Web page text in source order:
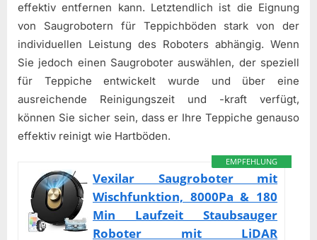
effektiv entfernen kann. Letztendlich ist die Eignung
von Saugrobotern für Teppichböden stark von der
individuellen Leistung des Roboters abhängig. Wenn
Sie jedoch einen Saugroboter auswählen, der speziell
für Teppiche entwickelt wurde und über eine
ausreichende Reinigungszeit und -kraft verfügt,
können Sie sicher sein, dass er Ihre Teppiche genauso
effektiv reinigt wie Hartböden.
EMPFEHLUNG
Vexilar Saugroboter mit
Wischfunktion, 8000Pa & 180
Min Laufzeit Staubsauger
Roboter mit LiDAR